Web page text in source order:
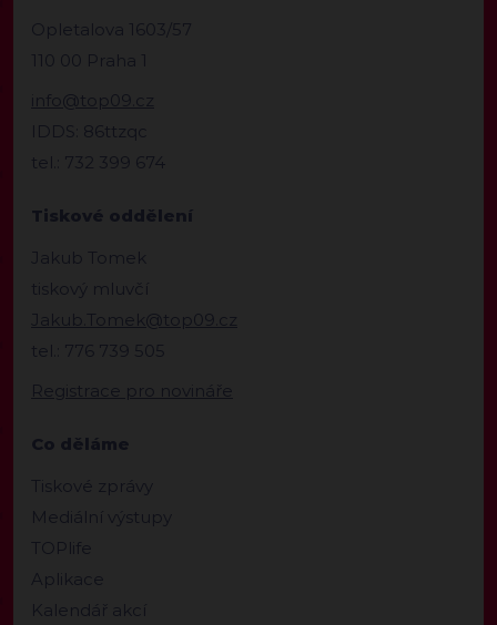
Opletalova 1603/57
110 00 Praha 1
info@top09.cz
IDDS: 86ttzqc
tel.: 732 399 674
Tiskové oddělení
Jakub Tomek
tiskový mluvčí
Jakub.Tomek@top09.cz
tel.: 776 739 505
Registrace pro novináře
Co děláme
Tiskové zprávy
Mediální výstupy
TOPlife
Aplikace
Kalendář akcí